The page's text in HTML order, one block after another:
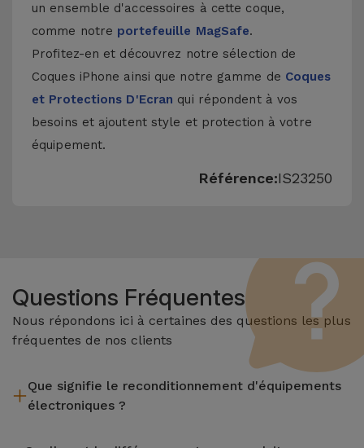
un ensemble d'accessoires à cette coque,
comme notre portefeuille MagSafe.
Profitez-en et découvrez notre sélection de
Coques iPhone ainsi que notre gamme de Coques
et Protections D'Ecran qui répondent à vos
besoins et ajoutent style et protection à votre
équipement.
Référence:IS23250
Questions Fréquentes
Nous répondons ici à certaines des questions les plus
fréquentes de nos clients
Que signifie le reconditionnement d'équipements
électroniques ?